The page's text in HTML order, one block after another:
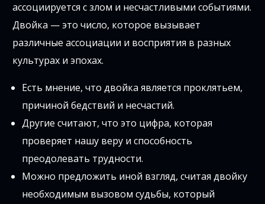
ассоциируется с злом и несчастливыми событиями.
Двойка — это число, которое вызывает
различные ассоциации и восприятия в разных
культурах и эпохах.
Есть мнение, что двойка является проклятьем,
причиной бедствий и несчастий.
Другие считают, что это цифра, которая
проверяет нашу веру и способность
преодолевать трудности.
Можно предложить иной взгляд, считая двойку
необходимым вызовом судьбы, который